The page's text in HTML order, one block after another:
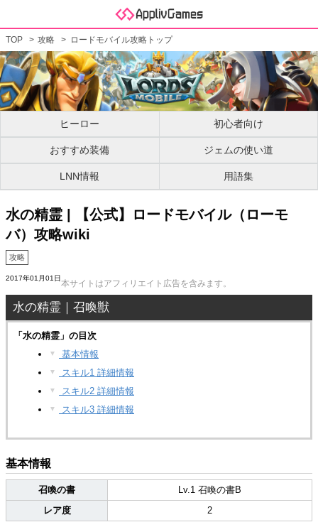
TOP 攻略 ロードモバイル攻略トップ
ヒーロー 初心者向け
おすすめ装備 ジェムの使い道
LNN情報 用語集
水の精霊 | 【公式】ロードモバイル（ローモ
バ）攻略wiki
攻略
2017年01月01日
本サイトはアフィリエイト広告を含みます。
水の精霊｜召喚獣
「水の精霊」の目次
▼ 基本情報
▼ スキル1 詳細情報
▼ スキル2 詳細情報
▼ スキル3 詳細情報
基本情報
召喚の書
Lv.1 召喚の書B
レア度
2